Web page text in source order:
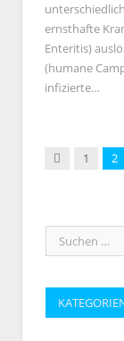
ernsthafte
Enteritis)
(humane
infizierte…
Previous
1 2